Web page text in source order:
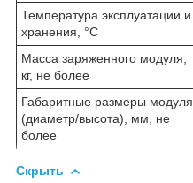
Температура эксплуатации и
хранения, °С
Масса заряженного модуля,
кг, не более
Габаритные размеры модуля
(диаметр/высота), мм, не
более
Скрыть